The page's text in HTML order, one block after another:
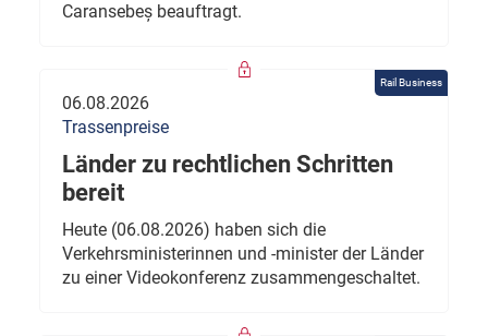
Caransebeș beauftragt.
Rail Business
06.08.2026
Trassenpreise
Länder zu rechtlichen Schritten
bereit
Heute (06.08.2026) haben sich die
Verkehrsministerinnen und -minister der Länder
zu einer Videokonferenz zusammengeschaltet.